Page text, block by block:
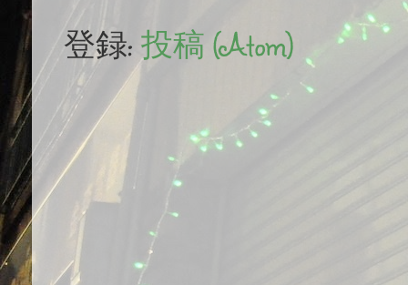
登録: 投稿 (Atom)